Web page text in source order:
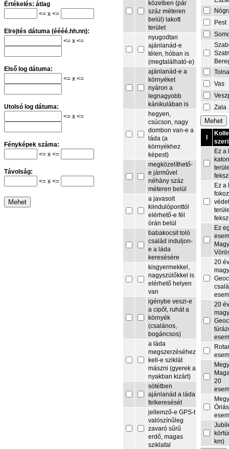
Értékelés: átlag
<= x <=
Elrejtés dátuma (éééé.hh.nn):
<= x <=
Első log dátuma:
<= x <=
Utolsó log dátuma:
<= x <=
Fényképek száma:
<= x <=
Távolság:
<= x <=
közelben (pár
száz méteren
belül) lakott
terület
nyugodtan
ajánlanád-e
télen, hóban is
(megtalálható-e)
ajánlanád-e a
környéket
nyáron a
legnagyobb
kánikulában is
hegyen,
csúcson, nagy
dombon van-e a
láda (a
környékhez
képest)
megközelíthető-
e járművel
néhány száz
méteren belül
a javasolt
kiindulóponttól
elérhető-e fél
órán belül
babakocsit toló
család induljon-
e a láda
keresésére
kisgyermekkel,
nagyszülőkkel is
elérhető helyen
van
igénybe veszi-e
a cipőt, ruhát a
környék
(csalános,
bogáncsos)
a láda
megszerzéséhez
kell-e sziklát
mászni (gyerek a
nyakban kizárt)
sötétben
ajánlanád a láda
felkeresését
jellemző-e GPS-t
valószínűleg
zavaró sűrű
erdő, magas
sziklafal
Pest
Vas
Zala
I
Ez a
Ez a
Ez
20
20
20
km)